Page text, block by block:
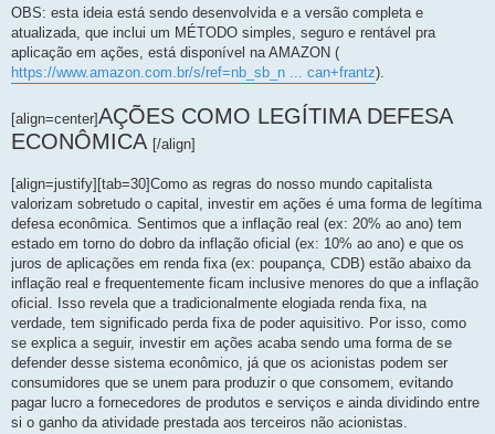
n
a
g
m
OBS: esta ideia está sendo desenvolvida e a versão completa e
atualizada, que inclui um MÉTODO simples, seguro e rentável pra
aplicação em ações, está disponível na AMAZON (
https://www.amazon.com.br/s/ref=nb_sb_n ... can+frantz).
[align=center]AÇÕES COMO LEGÍTIMA DEFESA
ECONÔMICA [/align]
[align=justify][tab=30]Como as regras do nosso mundo capitalista
valorizam sobretudo o capital, investir em ações é uma forma de legítima
defesa econômica. Sentimos que a inflação real (ex: 20% ao ano) tem
estado em torno do dobro da inflação oficial (ex: 10% ao ano) e que os
juros de aplicações em renda fixa (ex: poupança, CDB) estão abaixo da
inflação real e frequentemente ficam inclusive menores do que a inflação
oficial. Isso revela que a tradicionalmente elogiada renda fixa, na
verdade, tem significado perda fixa de poder aquisitivo. Por isso, como
se explica a seguir, investir em ações acaba sendo uma forma de se
defender desse sistema econômico, já que os acionistas podem ser
consumidores que se unem para produzir o que consomem, evitando
pagar lucro a fornecedores de produtos e serviços e ainda dividindo entre
si o ganho da atividade prestada aos terceiros não acionistas.